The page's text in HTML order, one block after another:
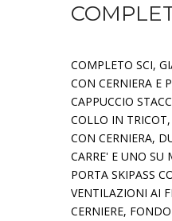
COMPLETO SCI,
CON CERNIERA E
CAPPUCCIO
COLLO IN
CON CERNIERA,
CARRE' E UNO SU
PORTA SKIPASS
VENTILAZIONI AI
CERNIERE,